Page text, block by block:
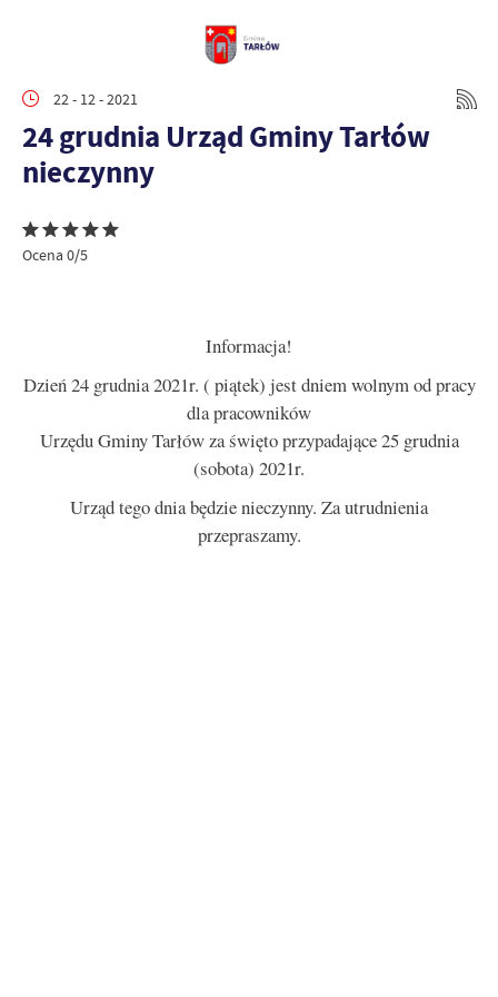
22 - 12 - 2021
24 grudnia Urząd Gminy Tarłów
nieczynny
Ocena 0/5
Informacja!
Dzień 24 grudnia 2021r. ( piątek) jest dniem wolnym od pracy
dla pracowników
Urzędu Gminy Tarłów za święto przypadające 25 grudnia
(sobota) 2021r.
Urząd tego dnia będzie nieczynny. Za utrudnienia
przepraszamy.